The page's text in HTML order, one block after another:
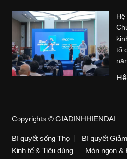
Hệ
tổ
Copyrights © GIADINHHIENDAI
Bí quyết sống Thọ
Bí quyết
Kinh tế & Tiêu dùng
Món ngon &